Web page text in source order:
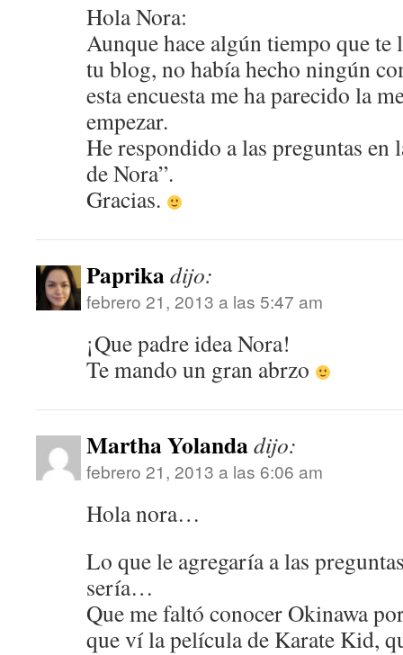
Hola Nora:
Aunque hace algún tiempo que te
tu blog, no había hecho ningún
esta encuesta me ha parecido la
empezar.
He respondido a las preguntas en
de Nora”.
Gracias.
Paprikadijo:
febrero 21, 2013 a las 5:47 am
¡Que padre idea Nora!
Te mando un gran abrzo
Martha Yolandadijo:
febrero 21, 2013 a las 6:06 am
Hola nora…
Lo que le agregaría a las
sería…
Que me faltó conocer Okinawa
que ví la película de Karate Kid,